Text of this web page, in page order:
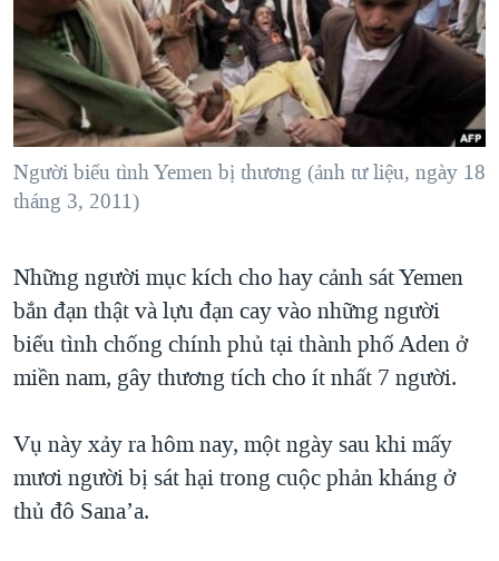
"Tìm"NGƯỜI VIỆT HẢI NGOẠI
ĐỜI SỐNG
KINH TẾ
KHOA HỌC
SỨC KHOẺ
GIÁO DỤC
TẠI
HÀNH TRÌNH BẦU CỬ 2024
MỘT NĂM CHIẾN TRANH TẠI DẢI GAZA
GIẢI MÃ VÀNH ĐAI & CON ĐƯỜNG
NGÀY TỊ NẠN THẾ GIỚI
TRỊNH VĨNH BÌNH - NGƯỜI HẠ 'BÊN THẮNG CUỘC'
CHI PHÍ CHIẾN TRANH AFGHANISTAN
CÁC GIÁ TRỊ CỘNG HÒA Ở VIỆT NAM
THƯỢNG ĐỈNH TRUMP-KIM TẠI VIỆT NAM
NGƯ DÂN VIỆT VÀ LÀN SÓNG TRỘM HẢI SÂM
BÊN KIA QUỐC LỘ: TIẾNG VỌNG TỪ NÔNG THÔN MỸ
VIDEO
NGHE
MẠNG XÃ HỘI
Người biểu tình Yemen bị thương (ảnh tư liệu, ngày 18
tháng 3, 2011)
Những người mục kích cho hay cảnh sát Yemen
bắn đạn thật và lựu đạn cay vào những người
biểu tình chống chính phủ tại thành phố Aden ở
miền nam, gây thương tích cho ít nhất 7 người.
Vụ này xảy ra hôm nay, một ngày sau khi mấy
mươi người bị sát hại trong cuộc phản kháng ở
thủ đô Sana’a.